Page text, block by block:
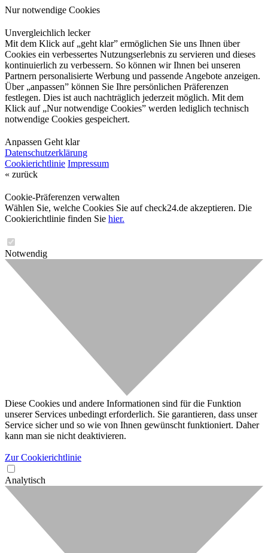
Nur notwendige Cookies
Unvergleichlich lecker
Mit dem Klick auf „geht klar” ermöglichen Sie uns Ihnen über
Cookies ein verbessertes Nutzungserlebnis zu servieren und dieses
kontinuierlich zu verbessern. So können wir Ihnen bei unseren
Partnern personalisierte Werbung und passende Angebote anzeigen.
Über „anpassen” können Sie Ihre persönlichen Präferenzen
festlegen. Dies ist auch nachträglich jederzeit möglich. Mit dem
Klick auf „Nur notwendige Cookies” werden lediglich technisch
notwendige Cookies gespeichert.
Anpassen Geht klar
Datenschutzerklärung
Cookierichtlinie Impressum
« zurück
Cookie-Präferenzen verwalten
Wählen Sie, welche Cookies Sie auf check24.de akzeptieren. Die
Cookierichtlinie finden Sie hier.
Notwendig
Diese Cookies und andere Informationen sind für die Funktion
unserer Services unbedingt erforderlich. Sie garantieren, dass unser
Service sicher und so wie von Ihnen gewünscht funktioniert. Daher
kann man sie nicht deaktivieren.
Zur Cookierichtlinie
Analytisch